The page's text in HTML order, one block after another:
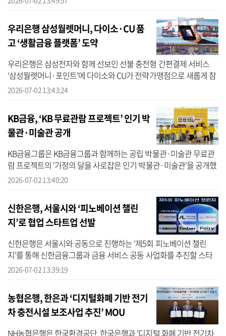
우리은행 삼성월렛머니, 다이소·CU 품
고 ‘생활금융 플랫폼’ 도약
우리은행은 삼성전자와 함께 선보인 선불 충전형 간편결제 서비스
‘삼성월렛머니·포인트’에 다이소와 CU가 전략가맹점으로 새롭게 참
여한다고 2일 밝혔다. 우리은행에 따르면 ‘삼성월렛머니·포인트’는
2026-07-02 13:43:24
KB금융, ‘KB 무료관람 프로젝트’ 인기 박
물관·미술관 공개
KB금융그룹은 KB금융그룹과 함께하는 공립 박물관·미술관 무료관
람 프로젝트의 '가정의 달을 사로잡은 인기 박물관·미술관'을 공개했
다고 2일 밝혔다. KB금융에 따르면 'KB 무료관람 프로젝트'는 KB금융
2026-07-02 13:40:20
신한은행, 서울시와 ‘피노베이션 챌린
지’로 협업 스타트업 선발
신한은행은 서울시와 공동으로 진행하는 ‘제5회 피노베이션 챌린
지’를 통해 신한금융그룹과 금융 서비스 공동 사업화를 추진할 스타
트업 6개사를 선정했다고 2일 밝혔다. 신한은행에 따르면 피노베이
2026-07-02 13:39:19
농협은행, 한은과 ‘디지털화폐 기반 전기
차 충전시설 보조사업 추진’ MOU
NH농협은행은 한국환경공단, 한국은행과 ‘디지털 화폐 기반 전기차